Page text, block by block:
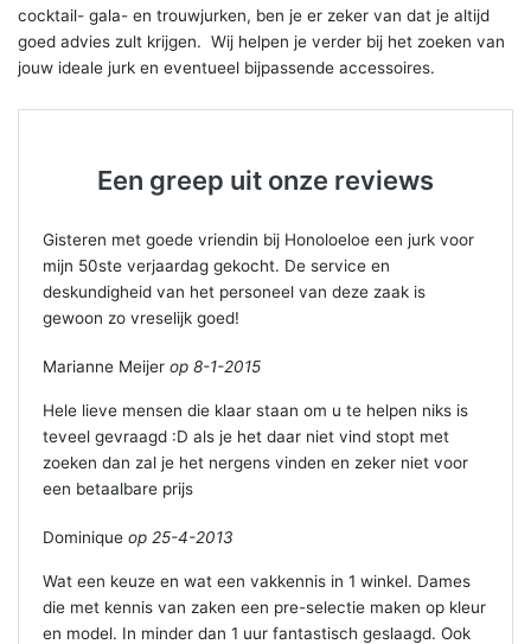
cocktail- gala- en trouwjurken, ben je er zeker van dat je altijd
goed advies zult krijgen. Wij helpen je verder bij het zoeken van
jouw ideale jurk en eventueel bijpassende accessoires.
Een greep uit onze reviews
Gisteren met goede vriendin bij Honoloeloe een jurk voor
mijn 50ste verjaardag gekocht. De service en
deskundigheid van het personeel van deze zaak is
gewoon zo vreselijk goed!
Marianne Meijer op 8-1-2015
Hele lieve mensen die klaar staan om u te helpen niks is
teveel gevraagd :D als je het daar niet vind stopt met
zoeken dan zal je het nergens vinden en zeker niet voor
een betaalbare prijs
Dominique op 25-4-2013
Wat een keuze en wat een vakkennis in 1 winkel. Dames
die met kennis van zaken een pre-selectie maken op kleur
en model. In minder dan 1 uur fantastisch geslaagd. Ook